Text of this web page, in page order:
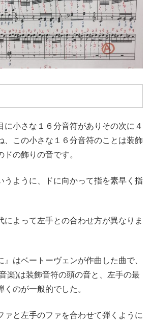
に小さな１６分音符がありその次に４
、この小さな１６分音符のことは装飾
の飾りの音です。
うように、ドに向かって指を素早く指
によって左手との合わせ方が異なりま
』はベートーヴェンが作曲した曲で、
楽)は装飾音符の頭の音と、左手の最
のが一般的でした。
ァと左手のファを合わせて弾くように